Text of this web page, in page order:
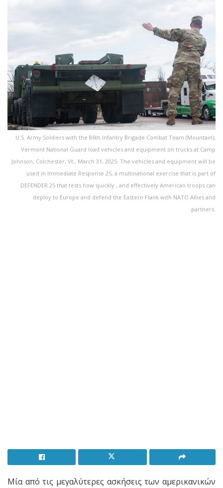
U.S. Army Soldiers with the 86th Infantry Brigade Combat Team (Mountain),
Vermont National Guard load vehicles and equipment on trucks at Camp
Johnson, Colchester, Vt., March 31, 2025. The vehicles and equipment will be
used in Immediate Response 25, a multinational exercise that is part of
DEFENDER 25 that tests how quickly , and effectively American troops can
deploy to Europe and defend the Eastern Flank with NATO Allies and
partners.
Μία από τις μεγαλύτερες ασκήσεις των αμερικανικών